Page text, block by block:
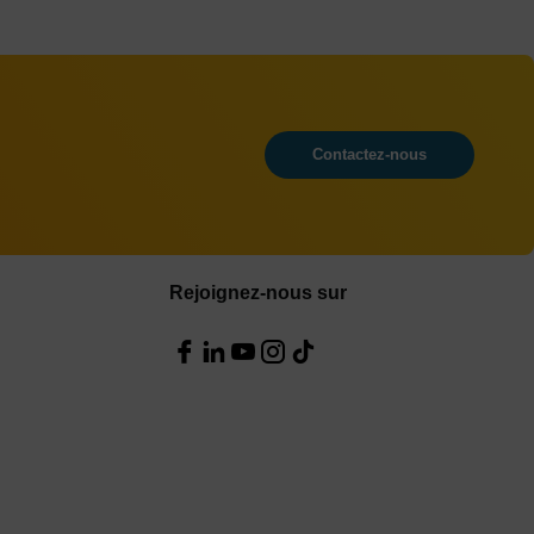
Contactez-nous
Rejoignez-nous sur